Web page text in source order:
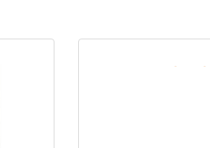
Б